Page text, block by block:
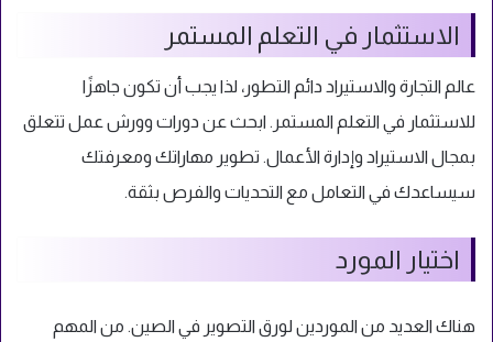
الاستثمار في التعلم المستمر
عالم التجارة والاستيراد دائم التطور، لذا يجب أن تكون جاهزًا
للاستثمار في التعلم المستمر. ابحث عن دورات وورش عمل تتعلق
بمجال الاستيراد وإدارة الأعمال. تطوير مهاراتك ومعرفتك
سيساعدك في التعامل مع التحديات والفرص بثقة.
اختيار المورد
هناك العديد من الموردين لورق التصوير في الصين. من المهم